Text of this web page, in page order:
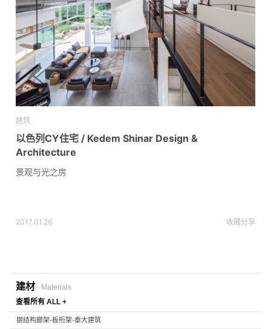
建筑
以色列CY住宅 / Kedem Shinar Design &
Architecture
景观与光之房
2017.01.26 收藏分享
建材
Materials
查看所有 ALL +
钢结构廊架-板桁架-泰大建筑